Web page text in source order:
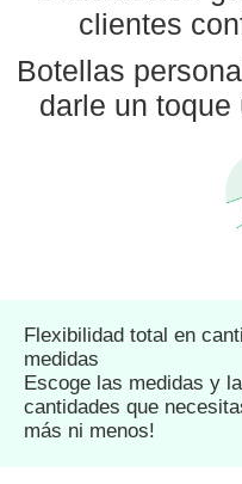
clientes
Botellas
darle un
Flexibilidad total en
medidas
Escoge las medidas y
cantidades que
más ni menos!